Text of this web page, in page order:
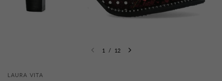
1 / 12
LAURA VITA